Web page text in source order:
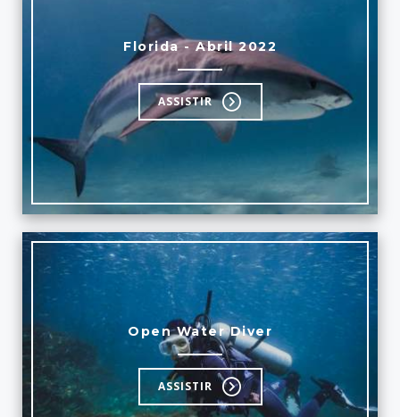
Florida - Abril 2022
ASSISTIR
Open Water Diver
ASSISTIR